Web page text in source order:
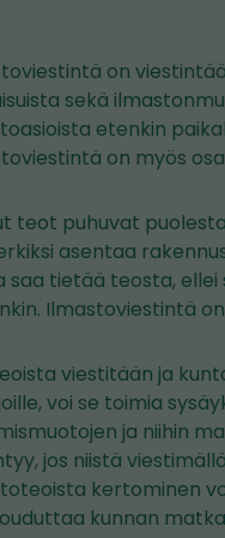
on
sekä
etenkin
on myös
teot puhuvat
asentaa
saa tietää teosta,
Ilmastoviestintä
viestitään ja
voi se toimia
ja niihin
jos niistä
kertominen
kunnan